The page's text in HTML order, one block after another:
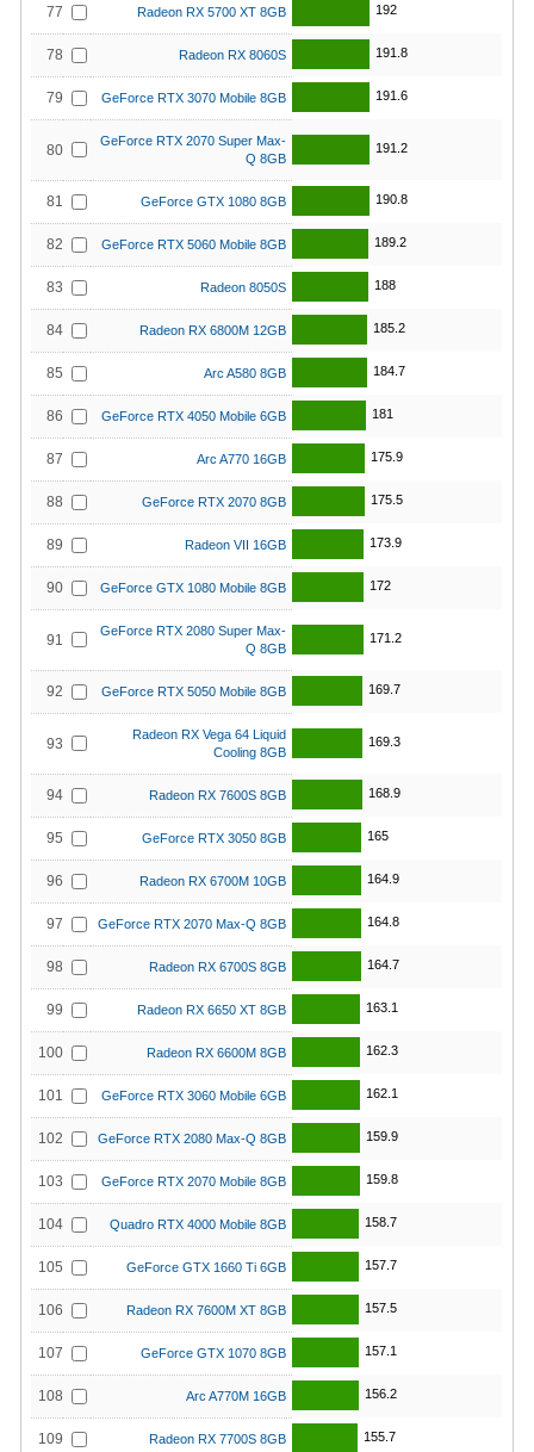
77 Radeon RX 5700 XT 8GB 192
78 Radeon RX 8060S 191.8
79 GeForce RTX 3070 Mobile 8GB 191.6
80
GeForce RTX 2070 Super Max-
Q 8GB
191.2
81 GeForce GTX 1080 8GB 190.8
82 GeForce RTX 5060 Mobile 8GB 189.2
83 Radeon 8050S 188
84 Radeon RX 6800M 12GB 185.2
85 Arc A580 8GB 184.7
86 GeForce RTX 4050 Mobile 6GB 181
87 Arc A770 16GB 175.9
88 GeForce RTX 2070 8GB 175.5
89 Radeon VII 16GB 173.9
90 GeForce GTX 1080 Mobile 8GB 172
91
GeForce RTX 2080 Super Max-
Q 8GB
171.2
92 GeForce RTX 5050 Mobile 8GB 169.7
93
Radeon RX Vega 64 Liquid
Cooling 8GB
169.3
94 Radeon RX 7600S 8GB 168.9
95 GeForce RTX 3050 8GB 165
96 Radeon RX 6700M 10GB 164.9
97 GeForce RTX 2070 Max-Q 8GB 164.8
98 Radeon RX 6700S 8GB 164.7
99 Radeon RX 6650 XT 8GB 163.1
100 Radeon RX 6600M 8GB 162.3
101 GeForce RTX 3060 Mobile 6GB 162.1
102 GeForce RTX 2080 Max-Q 8GB 159.9
103 GeForce RTX 2070 Mobile 8GB 159.8
104 Quadro RTX 4000 Mobile 8GB 158.7
105 GeForce GTX 1660 Ti 6GB 157.7
106 Radeon RX 7600M XT 8GB 157.5
107 GeForce GTX 1070 8GB 157.1
108 Arc A770M 16GB 156.2
109 Radeon RX 7700S 8GB 155.7